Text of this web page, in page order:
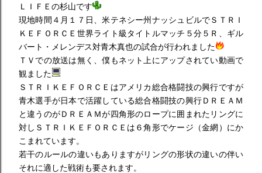
ＬＩＦＥの杉山です
現地時間４月１７日、米テネシー州ナッシュビルでＳＴＲＩ
ＫＥＦＯＲＣＥ世界ライト級タイトルマッチ５分５Ｒ、ギル
バート・メレンデス対青木真也の試合が行われました
ＴＶでの放送は無く、僕もネット上にアップされてい動画で
観ました
ＳＴＲＩＫＥＦＯＲＣＥはアメリカ総合格闘技の興行ですが
青木選手が日本で活躍している総合格闘技の興行ＤＲＥＡＭ
と違うのがＤＲＥＡＭが四角形のロープに囲まれたリングに
対しＳＴＲＩＫＥＦＯＲＣＥは６角形でケージ（金網）にか
こまれています。
若干のルールの違いもありますがリングの形状の違いの伴い
それに適した戦術も要されます。